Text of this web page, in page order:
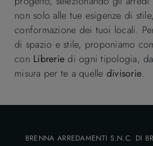
non solo alle tue esigenze di
conformazione dei tuoi locali.
di spazio e stile, proponiamo
con Librerie di ogni tipologia,
misura per te a quelle divisorie.
BRENNA ARREDAMENTI S.N.C. DI